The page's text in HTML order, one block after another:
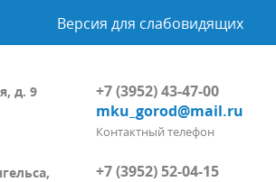
Версия для слабовидящих
д. 9
+7 (3952) 43-47-00
mku_gorod@mail.ru
Контактный телефон
+7 (3952) 52-04-15